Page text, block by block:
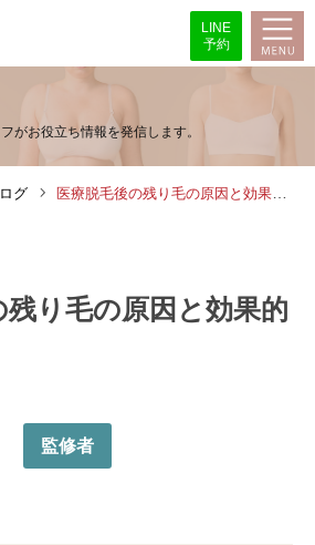
LINE
予約
グ 医療脱毛後の残り毛の原因と効果的な対策方法
残り毛の原因と効果的
監修者